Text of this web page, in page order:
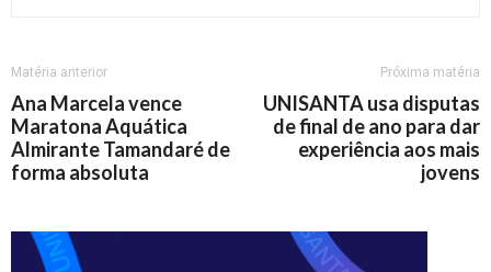
Matéria anterior
Ana Marcela vence
Maratona Aquática
Almirante Tamandaré de
forma absoluta
Próxima matéria
UNISANTA usa disputas
de final de ano para dar
experiência aos mais
jovens